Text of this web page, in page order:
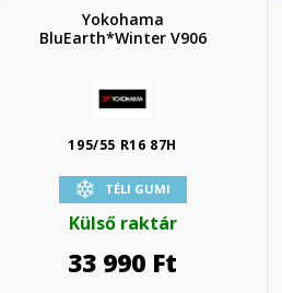
Yokohama
BluEarth*Winter V906
195/55 R16 87H
TÉLI GUMI
Külső raktár
33 990 Ft